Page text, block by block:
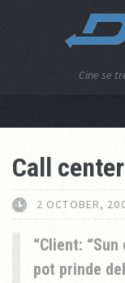
Cine se
Call
2 OCTOBER,
Client:
pot prinde